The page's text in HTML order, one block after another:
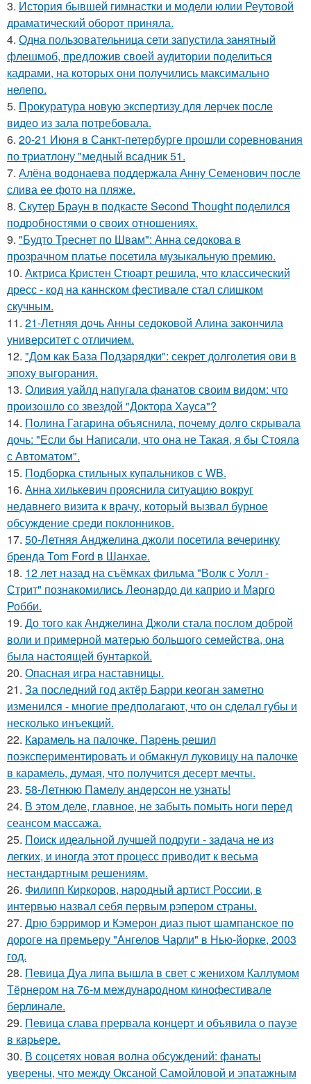
3. История бывшей гимнастки и модели юлии Реутовой
драматический оборот приняла.
4. Одна пользовательница сети запустила занятный
флешмоб, предложив своей аудитории поделиться
кадрами, на которых они получились максимально
нелепо.
5. Прокуратура новую экспертизу для лерчек после
видео из зала потребовала.
6. 20-21 Июня в Санкт-петербурге прошли соревнования
по триатлону "медный всадник 51.
7. Алёна водонаева поддержала Анну Семенович после
слива ее фото на пляже.
8. Скутер Браун в подкасте Second Thought поделился
подробностями о своих отношениях.
9. "Будто Треснет по Швам": Анна седокова в
прозрачном платье посетила музыкальную премию.
10. Актриса Кристен Стюарт решила, что классический
дресс - код на каннском фестивале стал слишком
скучным.
11. 21-Летняя дочь Анны седоковой Алина закончила
университет с отличием.
12. "Дом как База Подзарядки": секрет долголетия ови в
эпоху выгорания.
13. Оливия уайлд напугала фанатов своим видом: что
произошло со звездой "Доктора Хауса"?
14. Полина Гагарина объяснила, почему долго скрывала
дочь: "Если бы Написали, что она не Такая, я бы Стояла
с Автоматом".
15. Подборка стильных купальников с WB.
16. Анна хилькевич прояснила ситуацию вокруг
недавнего визита к врачу, который вызвал бурное
обсуждение среди поклонников.
17. 50-Летняя Анджелина джоли посетила вечеринку
бренда Tom Ford в Шанхае.
18. 12 лет назад на съёмках фильма "Волк с Уолл -
Стрит" познакомились Леонардо ди каприо и Марго
Робби.
19. До того как Анджелина Джоли стала послом доброй
воли и примерной матерью большого семейства, она
была настоящей бунтаркой.
20. Опасная игра наставницы.
21. За последний год актёр Барри кеоган заметно
изменился - многие предполагают, что он сделал губы и
несколько инъекций.
22. Карамель на палочке. Парень решил
поэкспериментировать и обмакнул луковицу на палочке
в карамель, думая, что получится десерт мечты.
23. 58-Летнюю Памелу андерсон не узнать!
24. В этом деле, главное, не забыть помыть ноги перед
сеансом массажа.
25. Поиск идеальной лучшей подруги - задача не из
легких, и иногда этот процесс приводит к весьма
нестандартным решениям.
26. Филипп Киркоров, народный артист России, в
интервью назвал себя первым рэпером страны.
27. Дрю бэрримор и Кэмерон диаз пьют шампанское по
дороге на премьеру "Ангелов Чарли" в Нью-йорке, 2003
год.
28. Певица Дуа липа вышла в свет с женихом Каллумом
Тёрнером на 76-м международном кинофестивале
берлинале.
29. Певица слава прервала концерт и объявила о паузе
в карьере.
30. В соцсетях новая волна обсуждений: фанаты
уверены, что между Оксаной Самойловой и эпатажным